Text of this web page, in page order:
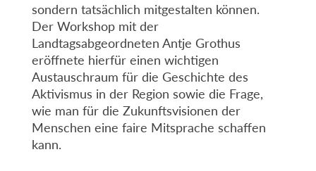
sondern tatsächlich mitgestalten können.
Der Workshop mit der
Landtagsabgeordneten Antje Grothus
eröffnete hierfür einen wichtigen
Austauschraum für die Geschichte des
Aktivismus in der Region sowie die Frage,
wie man für die Zukunftsvisionen der
Menschen eine faire Mitsprache schaffen
kann.